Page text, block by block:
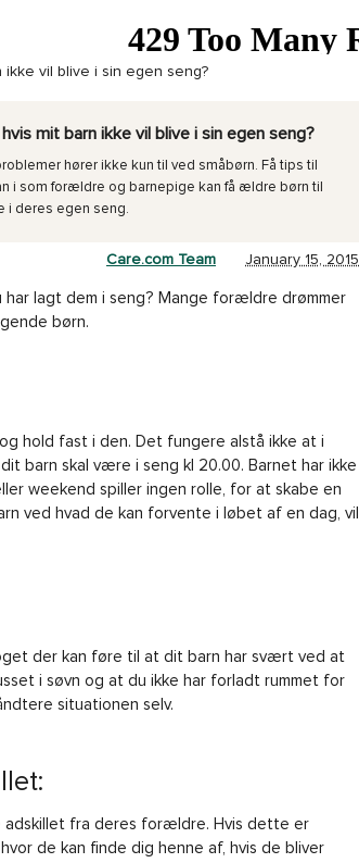
ikke vil blive i sin egen seng?
hvis mit barn ikke vil blive i sin egen seng?
hører ikke kun til ved småbørn. Få tips til
i som forældre og barnepige kan få ældre børn til
i deres egen seng.
Care.com Team January 15, 2015
lagt dem i seng? Mange forældre drømmer
børn.
hold fast i den. Det fungere alstå ikke at i
barn skal være i seng kl 20.00. Barnet har ikke
weekend spiller ingen rolle, for at skabe en
ved hvad de kan forvente i løbet af en dag, vil
der kan føre til at dit barn har svært ved at
i søvn og at du ikke har forladt rummet for
situationen selv.
adskillet fra deres forældre. Hvis dette er
de kan finde dig henne af, hvis de bliver